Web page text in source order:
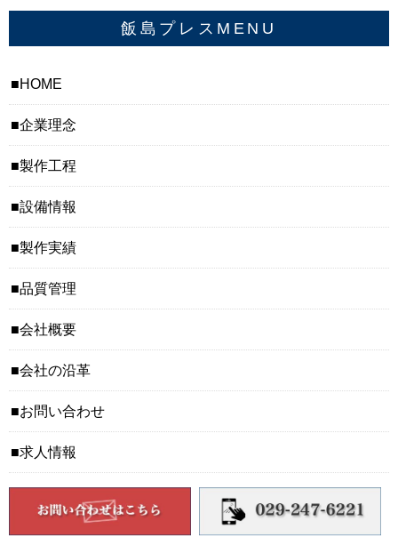
飯島プレスMENU
HOME
企業理念
製作工程
設備情報
製作実績
品質管理
会社概要
会社の沿革
お問い合わせ
求人情報